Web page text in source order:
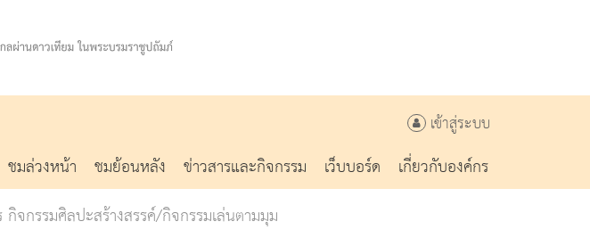
เข้าสู่ระบบ
ชมล่วงหน้า ชมย้อนหลัง ข่าวสารและกิจกรรม เว็บบอร์ด
เกี่ยวกับองค์กร
กิจกรรมศิลปะสร้างสรรค์/กิจกรรมเล่นตามมุม